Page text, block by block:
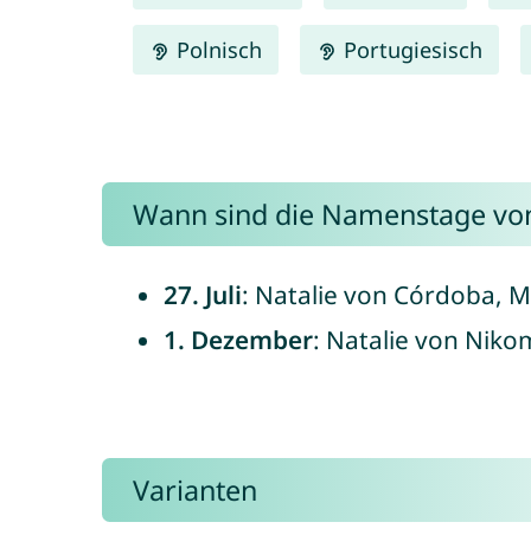
Polnisch Portugiesisch
Wann sind die Namenstage
27. Juli: Natalie von Córdoba,
1. Dezember: Natalie von
Varianten